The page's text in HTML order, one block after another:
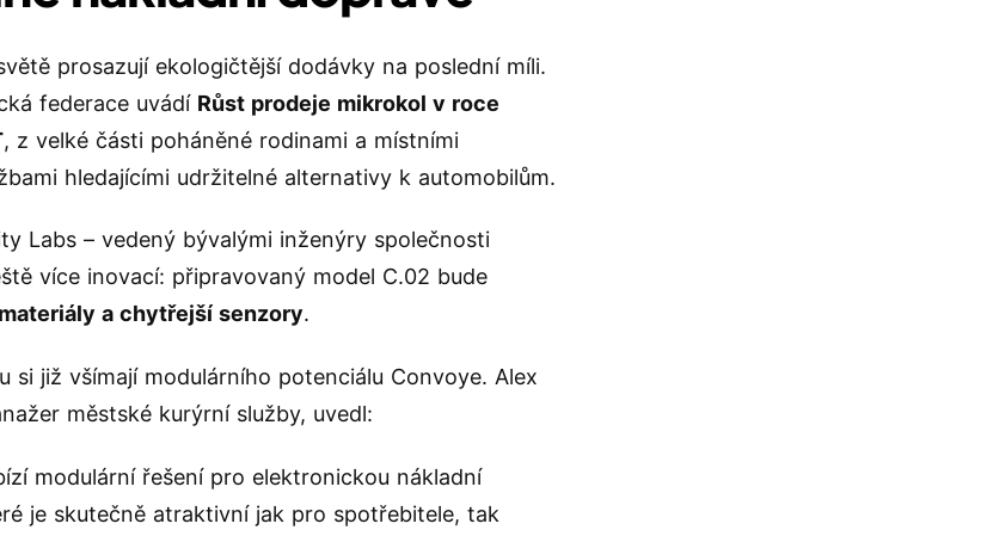
prosazují ekologičtější dodávky na poslední míli.
federace uvádí Růst prodeje mikrokol v roce
, z velké části poháněné rodinami a místními
hledajícími udržitelné alternativy k automobilům.
Labs – vedený bývalými inženýry společnosti
více inovací: připravovaný model C.02 bude
a chytřejší senzory.
si již všímají modulárního potenciálu Convoye. Alex
městské kurýrní služby, uvedl:
modulární řešení pro elektronickou nákladní
je skutečně atraktivní jak pro spotřebitele, tak